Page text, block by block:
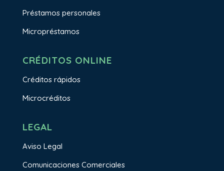
Préstamos personales
Micropréstamos
CRÉDITOS ONLINE
Créditos rápidos
Microcréditos
LEGAL
Aviso Legal
Comunicaciones Comerciales